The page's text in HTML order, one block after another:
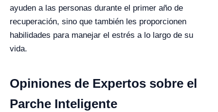
ayuden a las personas durante el primer año de
recuperación, sino que también les proporcionen
habilidades para manejar el estrés a lo largo de su
vida.
Opiniones de Expertos sobre el
Parche Inteligente